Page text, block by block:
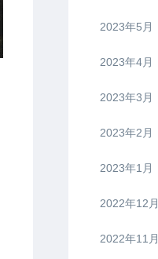
2023年5月
2023年4月
2023年3月
2023年2月
2023年1月
2022年12月
2022年11月